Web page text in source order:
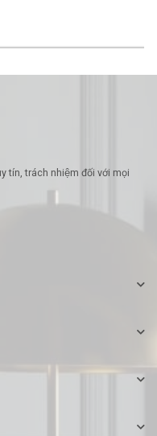
tín, trách nhiệm đối với mọi